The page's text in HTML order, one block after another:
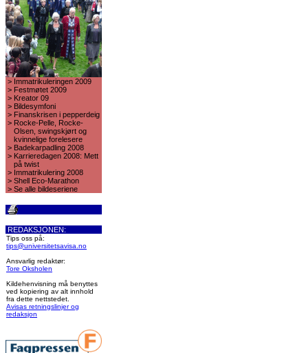
> Immatrikuleringen 2009
> Festmøtet 2009
> Kreator 09
> Bildesymfoni
> Finanskrisen i pepperdeig
> Rocke-Pelle, Rocke-
Olsen, swingskjørt og
kvinnelige forelesere
> Badekarpadling 2008
> Karrieredagen 2008: Mett
på twist
> Immatrikulering 2008
> Shell Eco-Marathon
> Se alle bildeseriene
REDAKSJONEN:
Tips oss på:
tips@universitetsavisa.no
Ansvarlig redaktør:
Tore Oksholen
Kildehenvisning må benyttes
ved kopiering av alt innhold
fra dette nettstedet.
Avisas retningslinjer og
redaksjon